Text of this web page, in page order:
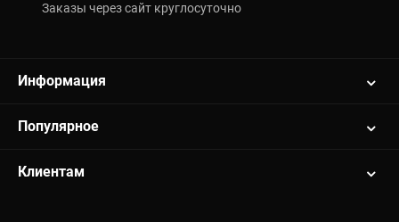
Заказы через сайт круглосуточно
Информация
Популярное
Клиентам